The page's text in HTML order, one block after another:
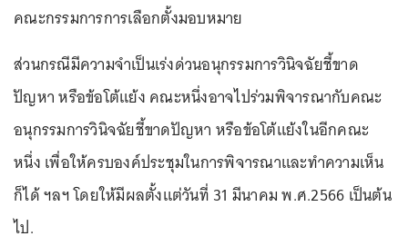
คณะกรรมการการเลือกตั้งมอบหมาย
ส่วนกรณีมีความจำเป็นเร่งด่วนอนุกรรมการวินิจฉัยชี้ขาด
ปัญหา หรือข้อโต้แย้ง คณะหนึ่งอาจไปร่วมพิจารณากับคณะ
อนุกรรมการวินิจฉัยชี้ขาดปัญหา หรือข้อโต้แย้งในอีกคณะ
หนึ่ง เพื่อให้ครบองค์ประชุมในการพิจารณาและทำความเห็น
ก็ได้ ฯลฯ โดยให้มีผลตั้งแต่วันที่ 31 มีนาคม พ.ศ.2566 เป็นต้น
ไป.